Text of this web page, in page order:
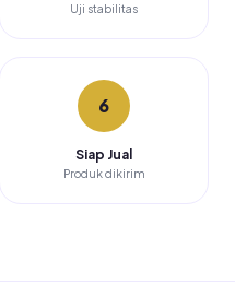
Uji stabilitas
6
Siap Jual
Produk dikirim